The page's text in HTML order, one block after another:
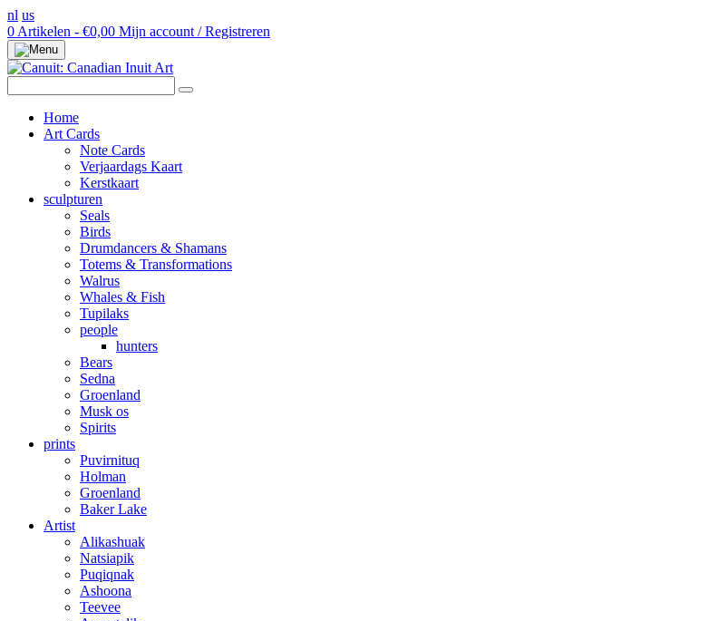
nl us
0 Artikelen - €0,00 Mijn account / Registreren
Home
Art Cards
Note Cards
Verjaardags Kaart
Kerstkaart
sculpturen
Seals
Birds
Drumdancers & Shamans
Totems & Transformations
Walrus
Whales & Fish
Tupilaks
people
hunters
Bears
Sedna
Groenland
Musk os
Spirits
prints
Puvirnituq
Holman
Groenland
Baker Lake
Artist
Alikashuak
Natsiapik
Puqiqnak
Ashoona
Teevee